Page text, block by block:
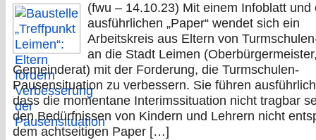
(fwu – 14.10.23) Mit einem Infoblatt und
ausführlichen „Paper“ wendet sich ein
Arbeitskreis aus Eltern von
an die Stadt Leimen
Gemeinderat) mit der Forderung, die Turmschulen-
Pausensituation zu verbessern. Sie führen
dass die momentane Interimssituation nicht tragbar
den Bedürfnissen von Kindern und Lehrern nicht
dem achtseitigen Paper […]